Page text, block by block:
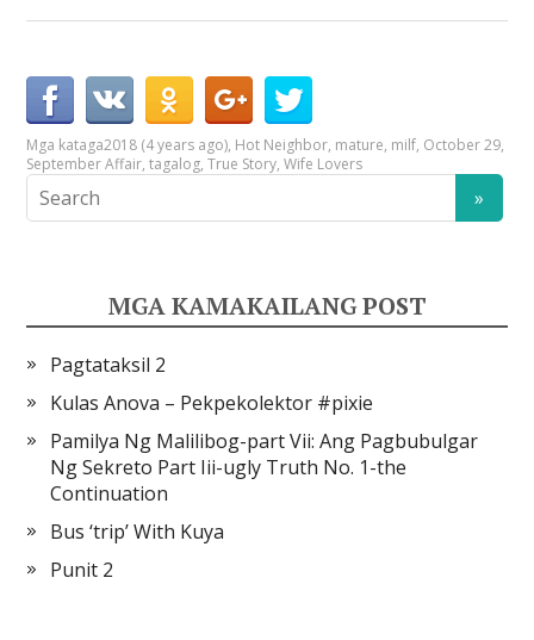
Mga kataga2018 (4 years ago), Hot Neighbor, mature, milf, October 29,
September Affair,tagalog,True Story,Wife Lovers
MGA KAMAKAILANG POST
Pagtataksil 2
Kulas Anova – Pekpekolektor #pixie
Pamilya Ng Malilibog-part Vii: Ang Pagbubulgar
Ng Sekreto Part Iii-ugly Truth No. 1-the
Continuation
Bus ‘trip’ With Kuya
Punit 2